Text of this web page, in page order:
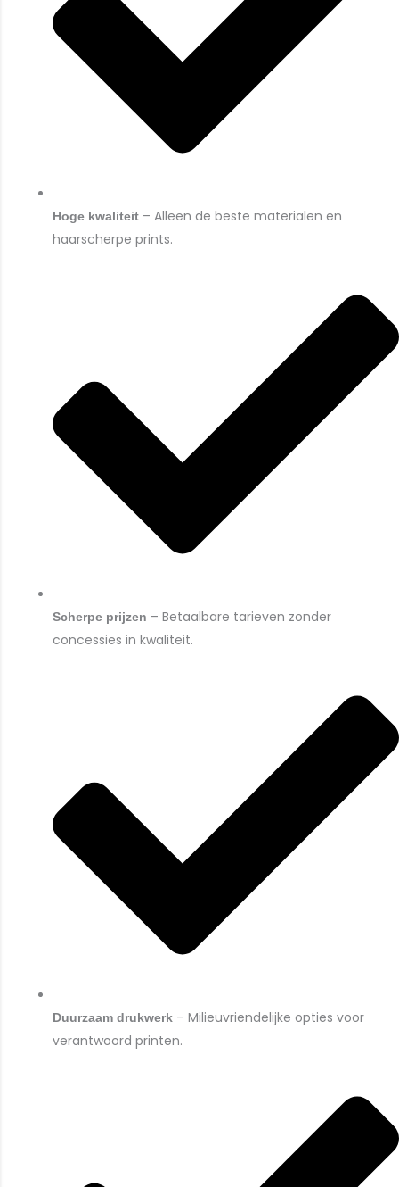
Hoge kwaliteit – Alleen de beste materialen en
haarscherpe prints.
Scherpe prijzen – Betaalbare tarieven zonder
concessies in kwaliteit.
Duurzaam drukwerk – Milieuvriendelijke opties voor
verantwoord printen.